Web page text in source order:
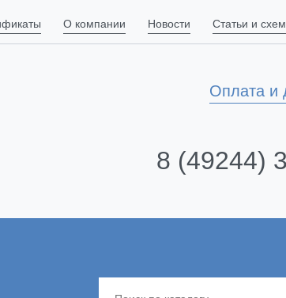
О компании Новости Статьи и
Оплата и
8 (49244)